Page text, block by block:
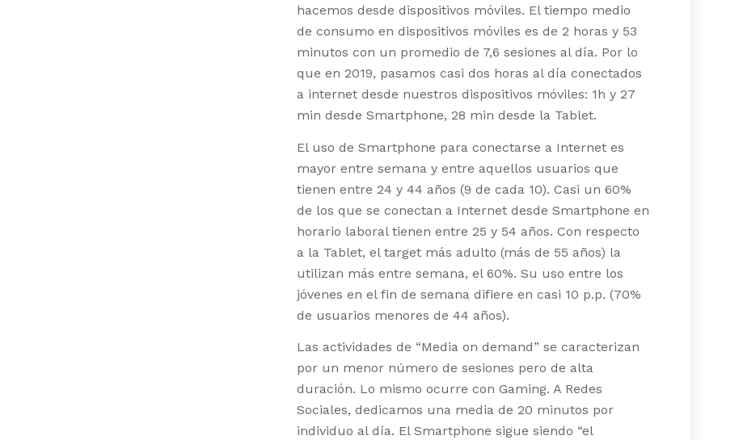
hacemos desde dispositivos móviles. El tiempo medio
de consumo en dispositivos móviles es de 2 horas y 53
minutos con un promedio de 7,6 sesiones al día. Por lo
que en 2019, pasamos casi dos horas al día conectados
a internet desde nuestros dispositivos móviles: 1h y 27
min desde Smartphone, 28 min desde la Tablet.
El uso de Smartphone para conectarse a Internet es
mayor entre semana y entre aquellos usuarios que
tienen entre 24 y 44 años (9 de cada 10). Casi un 60%
de los que se conectan a Internet desde Smartphone en
horario laboral tienen entre 25 y 54 años. Con respecto
a la Tablet, el target más adulto (más de 55 años) la
utilizan más entre semana, el 60%. Su uso entre los
jóvenes en el fin de semana difiere en casi 10 p.p. (70%
de usuarios menores de 44 años).
Las actividades de “Media on demand” se caracterizan
por un menor número de sesiones pero de alta
duración. Lo mismo ocurre con Gaming. A Redes
Sociales, dedicamos una media de 20 minutos por
individuo al día. El Smartphone sigue siendo “el